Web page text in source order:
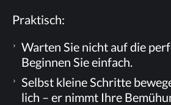
Prak­tisch:
War­ten Sie nicht auf die
Be­gin­nen Sie einfach.
Selbst klei­ne Schrit­te
lich – er nimmt Ihre